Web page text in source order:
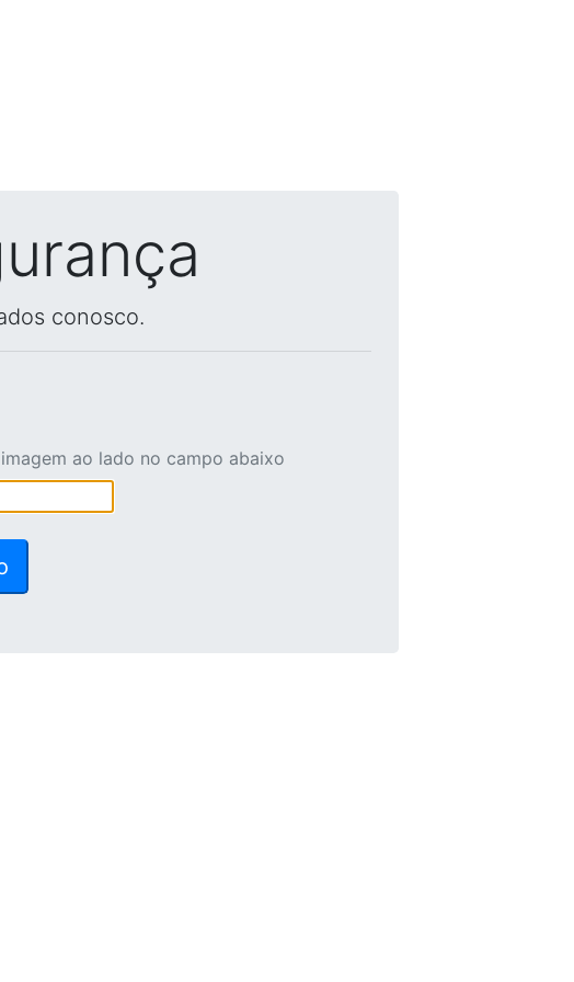
conosco.
ao lado no campo abaixo